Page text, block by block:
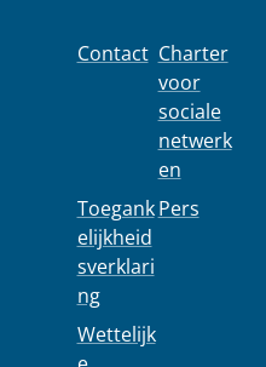
Contact
Toegank
elijkheid
sverklari
ng
Wettelijk
Charter
voor
sociale
netwerk
en
Pers